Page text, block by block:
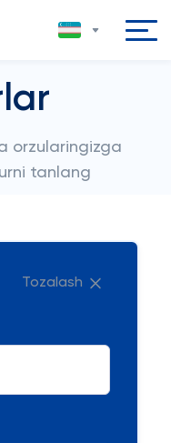
orzularingizga
tanlang
Tozalash